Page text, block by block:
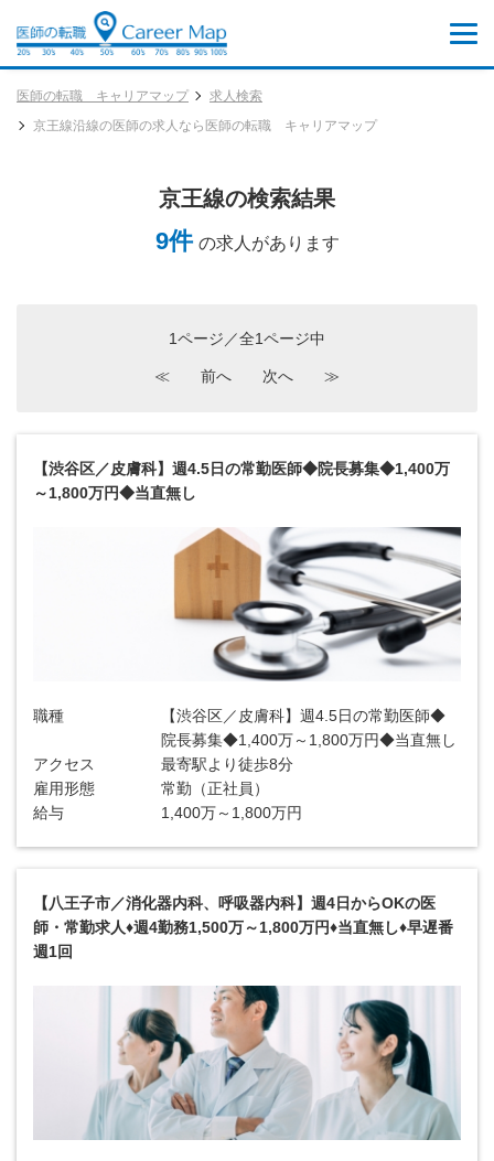
医師の転職 キャリアマップ
求人検索
京王線沿線の医師の求人なら医師の転職 キャリアマップ
京王線の検索結果
9件 の求人があります
1ページ／全1ページ中
≪ 前へ 次へ ≫
【渋谷区／皮膚科】週4.5日の常勤医師◆院長募集◆1,400万
～1,800万円◆当直無し
職種
【渋谷区／皮膚科】週4.5日の常勤医師◆
院長募集◆1,400万～1,800万円◆当直無し
アクセス
最寄駅より徒歩8分
雇用形態
常勤（正社員）
給与
1,400万～1,800万円
【八王子市／消化器内科、呼吸器内科】週4日からOKの医
師・常勤求人♦週4勤務1,500万～1,800万円♦当直無し♦早遅番
週1回